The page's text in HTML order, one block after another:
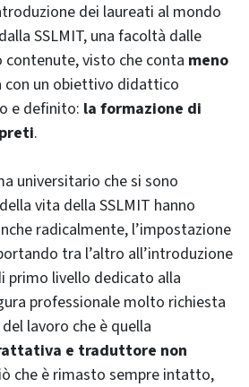
dei laureati al mondo
SSLMIT, una facoltà dalle
visto che conta meno
con un obiettivo didattico
e definito: la formazione di
.
universitario che si sono
vita della SSLMIT hanno
radicalmente, l’impostazione
tra l’altro all’introduzione
primo livello dedicato alla
professionale molto richiesta
lavoro che è quella
e traduttore non
che è rimasto sempre intatto,